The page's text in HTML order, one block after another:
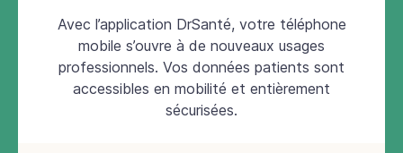
Avec l’application DrSanté, votre téléphone
mobile s’ouvre à de nouveaux usages
professionnels. Vos données patients sont
accessibles en mobilité et entièrement
sécurisées.